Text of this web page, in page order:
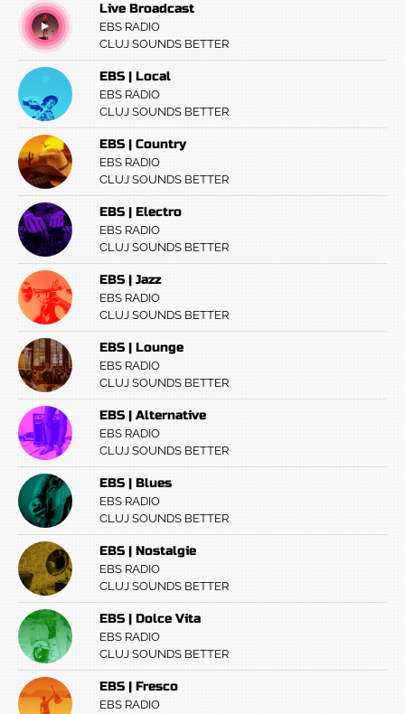
Live Broadcast
EBS RADIO
CLUJ SOUNDS BETTER
EBS | Local
EBS RADIO
CLUJ SOUNDS BETTER
EBS | Country
EBS RADIO
CLUJ SOUNDS BETTER
EBS | Electro
EBS RADIO
CLUJ SOUNDS BETTER
EBS | Jazz
EBS RADIO
CLUJ SOUNDS BETTER
EBS | Lounge
EBS RADIO
CLUJ SOUNDS BETTER
EBS | Alternative
EBS RADIO
CLUJ SOUNDS BETTER
EBS | Blues
EBS RADIO
CLUJ SOUNDS BETTER
EBS | Nostalgie
EBS RADIO
CLUJ SOUNDS BETTER
EBS | Dolce Vita
EBS RADIO
CLUJ SOUNDS BETTER
EBS | Fresco
EBS RADIO